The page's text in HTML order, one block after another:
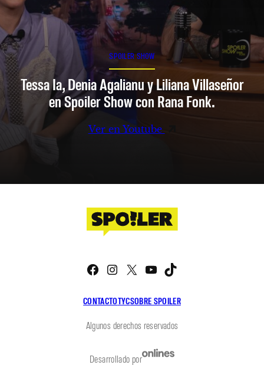
SPOILER SHOW
Tessa Ia, Denia Agalianu y Liliana Villaseñor
en Spoiler Show con Rana Fonk.
Ver en Youtube
CONTACTOTYCSOBRE SPOILER
Facebook
Instagram
X YouTube
Algunos derechos reservados
Desarrollado por